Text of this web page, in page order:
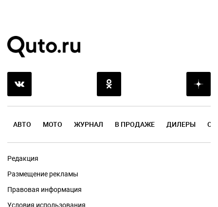
АВТО МОТО ЖУРНАЛ В ПРОДАЖЕ ДИЛЕРЫ
Редакция
Размещение рекламы
Правовая информация
Условия использования